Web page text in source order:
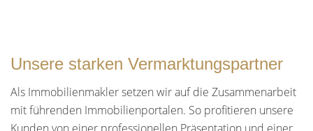
Unsere starken Vermarktungspartner
Als Immobilienmakler setzen wir auf die Zusammenarbeit
mit führenden Immobilienportalen. So profitieren unsere